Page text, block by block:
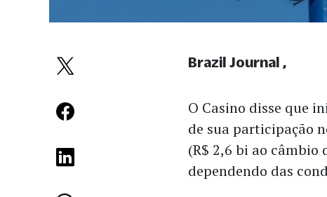
O Casino disse que
de sua participação
(R$ 2,6 bi ao
dependendo das
Brazil Journal